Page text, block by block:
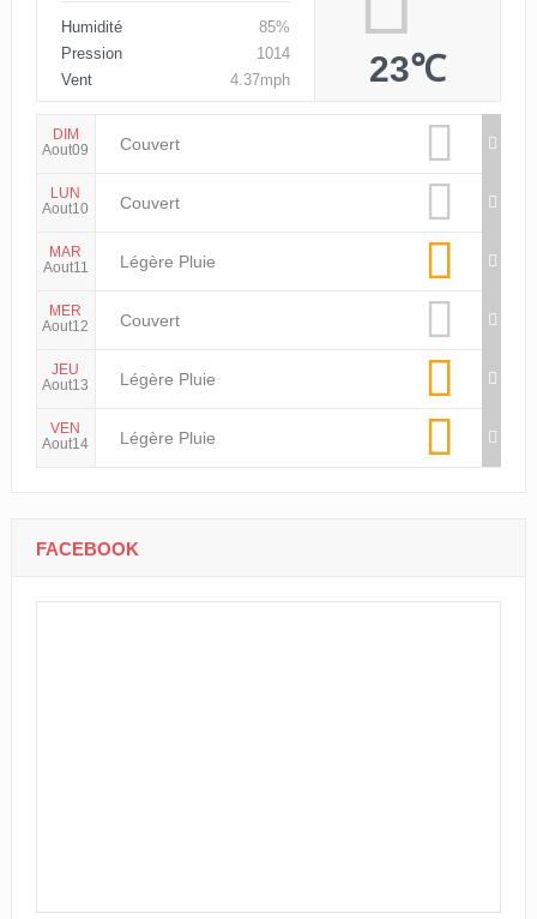
Humidité
85%
Pression
1014
Vent
4.37mph 23℃
DIM
Aout09
Couvert
LUN
Aout10
Couvert
MAR
Aout11
Légère Pluie
MER
Aout12
Couvert
JEU
Aout13
Légère Pluie
VEN
Aout14
Légère Pluie
FACEBOOK